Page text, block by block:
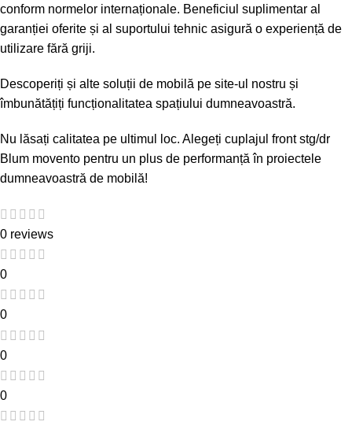
conform normelor internaționale. Beneficiul suplimentar al
garanției oferite și al suportului tehnic asigură o experiență de
utilizare fără griji.
Descoperiți și alte soluții de mobilă pe site-ul nostru și
îmbunătățiți funcționalitatea spațiului dumneavoastră.
Nu lăsați calitatea pe ultimul loc. Alegeți cuplajul front stg/dr
Blum movento pentru un plus de performanță în proiectele
dumneavoastră de mobilă!
0 reviews
0
0
0
0